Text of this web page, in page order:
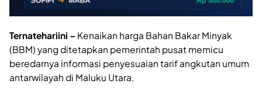
Ternatehariini – Kenaikan harga Bahan Bakar Minyak
(BBM) yang ditetapkan pemerintah pusat memicu
beredarnya informasi penyesuaian tarif angkutan umum
antarwilayah di Maluku Utara.